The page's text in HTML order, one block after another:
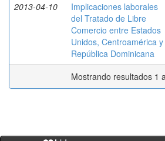
2013-04-10
Implicaciones laborales
del Tratado de Libre
Comercio entre Estados
Unidos, Centroamérica y
República Dominicana
Mostrando resultados 1